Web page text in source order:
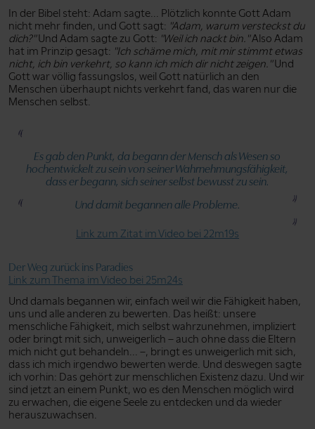
In der Bibel steht: Adam sagte... Plötzlich konnte Gott Adam
nicht mehr finden, und Gott sagt: "Adam, warum versteckst du
dich?"Und Adam sagte zu Gott: "Weil ich nackt bin."Also Adam
hat im Prinzip gesagt: "Ich schäme mich, mit mir stimmt etwas
nicht, ich bin verkehrt, so kann ich mich dir nicht zeigen."Und
Gott war völlig fassungslos, weil Gott natürlich an den
Menschen überhaupt nichts verkehrt fand, das waren nur die
Menschen selbst.
Es gab den Punkt, da begann der Mensch als Wesen so
hochentwickelt zu sein von seiner Wahrnehmungsfähigkeit,
dass er begann, sich seiner selbst bewusst zu sein.
Und damit begannen alle Probleme.
Link zum Zitat im Video bei 22m19s
Der Weg zurück ins Paradies
Link zum Thema im Video bei 25m24s
Und damals begannen wir, einfach weil wir die Fähigkeit haben,
uns und alle anderen zu bewerten. Das heißt: unsere
menschliche Fähigkeit, mich selbst wahrzunehmen, impliziert
oder bringt mit sich, unweigerlich – auch ohne dass die Eltern
mich nicht gut behandeln... –, bringt es unweigerlich mit sich,
dass ich mich irgendwo bewerten werde. Und deswegen sagte
ich vorhin: Das gehört zur menschlichen Existenz dazu. Und wir
sind jetzt an einem Punkt, wo es den Menschen möglich wird
zu erwachen, die eigene Seele zu entdecken und da wieder
herauszuwachsen.